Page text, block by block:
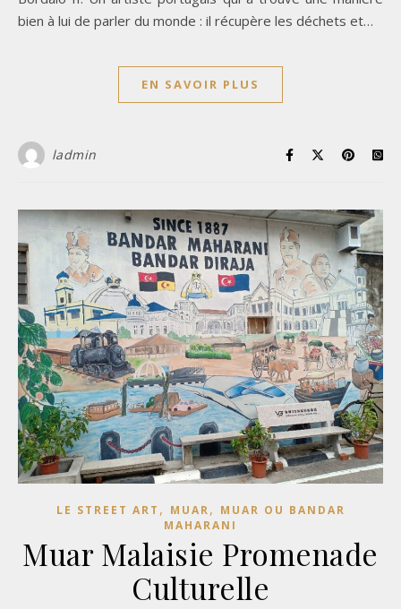
bien à lui de parler du monde : il récupère les déchets et…
EN SAVOIR PLUS
ladmin
LE STREET ART , MUAR, MUAR OU BANDAR
MAHARANI
Muar Malaisie Promenade
Culturelle